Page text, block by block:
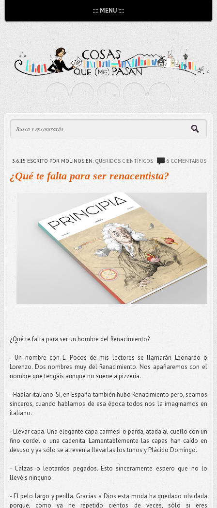
:::: MENU ::::
3.6.15 ESCRITO POR MOLINOS EN: QUERIDOS CIENTÍFICOS 6 COMENTARIOS
¿Qué te falta para ser renacentista?
¿Qué te falta para ser un hombre del Renacimiento?
- Un nombre con L. Pocos de mis lectores se llamarán Leonardo o
Lorenzo. Dos nombres muy del Renacimiento. Nos apañaremos con el
nombre que tengáis aunque no suene a pizzería.
- Hablar italiano. Sí, en España también hubo Renacimiento pero, seamos
sinceros, cuando hablamos de esa época todos nos la imaginamos en
italiano.
- Llevar capa. Una elegante capa carmesí o parda, atada al cuello con un
fino cordel o una cadenita. Lamentablemente las capas han caído en
desuso y ya sólo se atreven a llevarlas los tunos y Plácido Domingo.
- Calzas o leotardos pegados. Esto sinceramente espero que no lo
llevéis ninguno.
- El pelo largo y perilla. Gracias a Dios esta moda ha quedado olvidada
porque, como ya he repetido cientos de veces, sólo si eres